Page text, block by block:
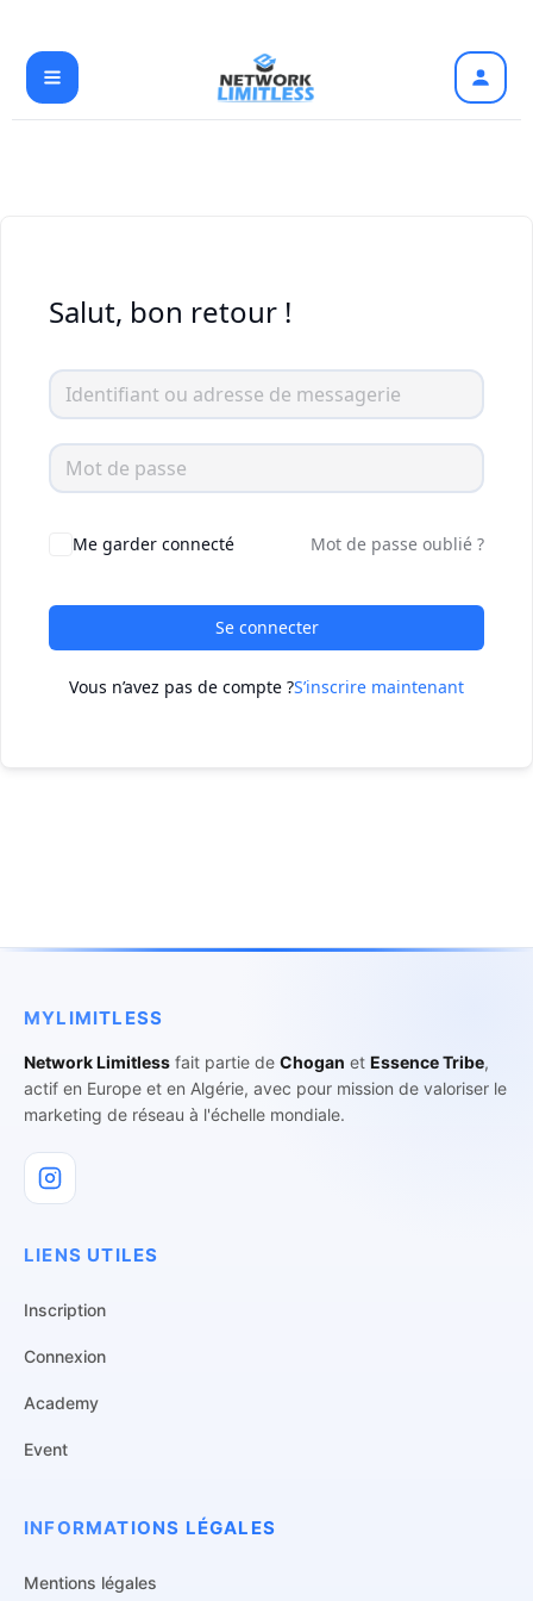
Aller
au
contenu
Salut, bon retour !
Me garder connecté Mot de passe oublié ?
Se connecter
Vous n’avez pas de compte ?S’inscrire maintenant
MYLIMITLESS
Network Limitless fait partie de Chogan et Essence Tribe,
actif en Europe et en Algérie, avec pour mission de valoriser le
marketing de réseau à l'échelle mondiale.
LIENS UTILES
Inscription
Connexion
Academy
Event
INFORMATIONS LÉGALES
Mentions légales